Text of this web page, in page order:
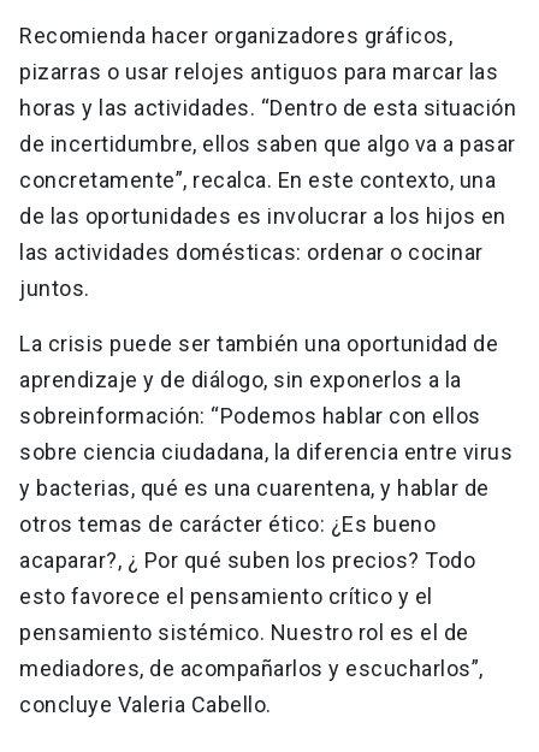
Recomienda hacer organizadores gráficos,
pizarras o usar relojes antiguos para marcar las
horas y las actividades. “Dentro de esta situación
de incertidumbre, ellos saben que algo va a pasar
concretamente”, recalca. En este contexto, una
de las oportunidades es involucrar a los hijos en
las actividades domésticas: ordenar o cocinar
juntos.
La crisis puede ser también una oportunidad de
aprendizaje y de diálogo, sin exponerlos a la
sobreinformación: “Podemos hablar con ellos
sobre ciencia ciudadana, la diferencia entre virus
y bacterias, qué es una cuarentena, y hablar de
otros temas de carácter ético: ¿Es bueno
acaparar?, ¿ Por qué suben los precios? Todo
esto favorece el pensamiento crítico y el
pensamiento sistémico. Nuestro rol es el de
mediadores, de acompañarlos y escucharlos”,
concluye Valeria Cabello.